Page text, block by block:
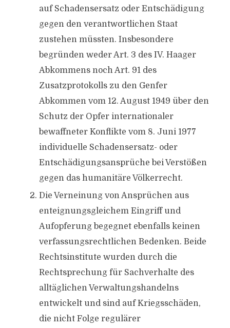
auf Schadensersatz oder Entschädigung
gegen den verantwortlichen Staat
zustehen müssten. Insbesondere
begründen weder Art. 3 des IV. Haager
Abkommens noch Art. 91 des
Zusatzprotokolls zu den Genfer
Abkommen vom 12. August 1949 über den
Schutz der Opfer internationaler
bewaffneter Konflikte vom 8. Juni 1977
individuelle Schadensersatz- oder
Entschädigungsansprüche bei Verstößen
gegen das humanitäre Völkerrecht.
Die Verneinung von Ansprüchen aus
enteignungsgleichem Eingriff und
Aufopferung begegnet ebenfalls keinen
verfassungsrechtlichen Bedenken. Beide
Rechtsinstitute wurden durch die
Rechtsprechung für Sachverhalte des
alltäglichen Verwaltungshandelns
entwickelt und sind auf Kriegsschäden,
die nicht Folge regulärer